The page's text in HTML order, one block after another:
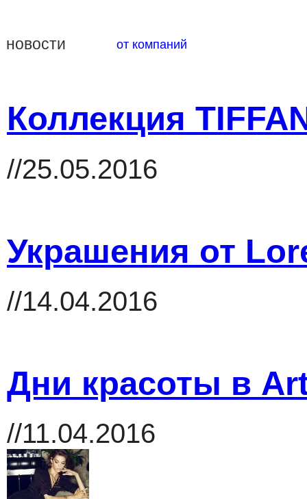
новости от компаний
Коллекция
//25.05.2016
Украшения от
//14.04.2016
Дни красоты в
//11.04.2016